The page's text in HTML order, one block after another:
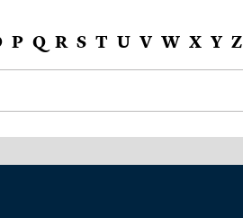
P Q R S T U V W X Y Z